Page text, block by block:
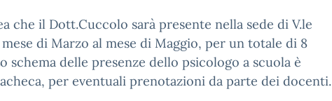
che il Dott.Cuccolo sarà presente nella sede di V.le
di Marzo al mese di Maggio, per un totale di 8
schema delle presenze dello psicologo a scuola è
per eventuali prenotazioni da parte dei docenti.